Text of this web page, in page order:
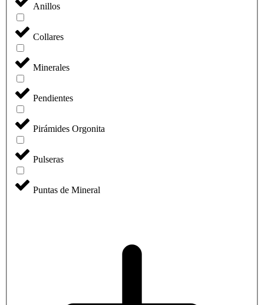
Anillos
Collares
Minerales
Pendientes
Pirámides Orgonita
Pulseras
Puntas de Mineral